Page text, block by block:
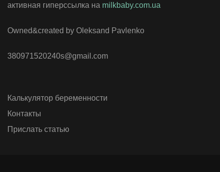
активная гиперссылка на milkbaby.com.ua
Owned&created by Oleksand Pavlenko
380971520240s@gmail.com
Калькулятор беременности
Контакты
Прислать статью